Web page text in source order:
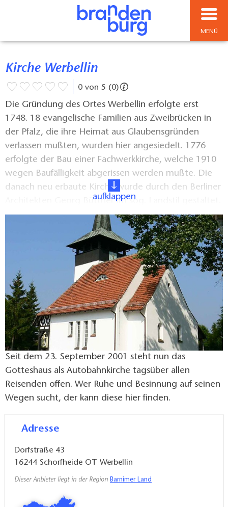
MENÜ
Kirche Werbellin
0 von 5 (0)
Die Gründung des Ortes Werbellin erfolgte erst
1748. 18 evangelische Familien aus Zweibrücken in
der Pfalz, die ihre Heimat aus Glaubensgründen
verlassen mußten, wurden hier angesiedelt. 1776
erfolgte der Bau einer Fachwerkkirche, welche 1910
wegen Baufälligkeit abgerissen werden mußte. Die
danach neu erbaute Kirche wurde durch den Berliner
Architekten Georg Büttner im sog. Landstil gestaltet.
Sie wurde zu Epiphanias 1914 mit einem
Festgottesdienst feierlich geweiht. Auch diese Kirche
war nach einigen Jahrzehnten durch Blitzschlag,
Sturmschaden, Frost und Wasser so baufällig, dass sie
in den 70er Jahren abgerissen werden sollte. Der
Gemeindekirchenrat entschied sich jedoch für eine
Sanierung und Restaurierung der Kirche. Es folgten
nun zwanzig Jahre mühsamer, immer wieder aus
finanziellen Gründen unterbrochener
Sanierungsarbeiten. Erst am 20. Oktober 1996
erlebte die Kirchengemeinde Werbellin die feierliche
Wiedereinweihung ihrer Kirche.
aufklappen
Seit dem 23. September 2001 steht nun das
Gotteshaus als Autobahnkirche tagsüber allen
Reisenden offen. Wer Ruhe und Besinnung auf seinen
Wegen sucht, der kann diese hier finden.
Adresse
Dorfstraße 43
16244 Schorfheide OT Werbellin
Dieser Anbieter liegt in der Region Barnimer Land